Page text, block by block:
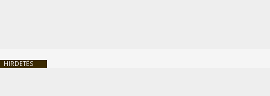
HIRDETÉS